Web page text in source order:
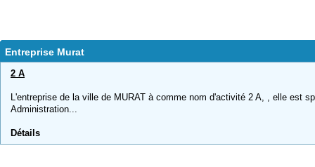
Entreprise Murat
2 A
L'entreprise de la ville de MURAT à comme nom d'activité 2 A, , elle est
Administration...
Détails